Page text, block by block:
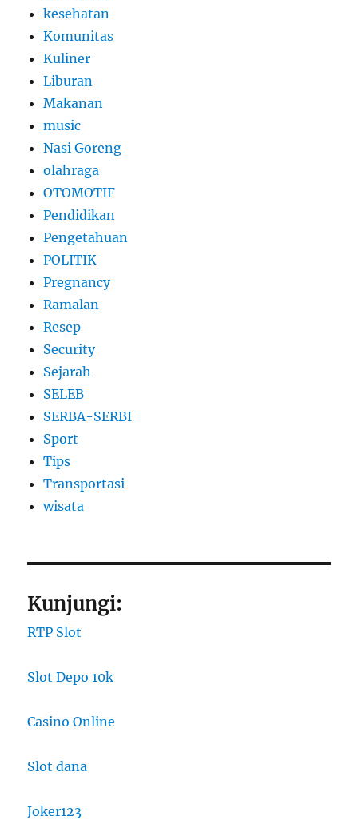
kesehatan
Komunitas
Kuliner
Liburan
Makanan
music
Nasi Goreng
olahraga
OTOMOTIF
Pendidikan
Pengetahuan
POLITIK
Pregnancy
Ramalan
Resep
Security
Sejarah
SELEB
SERBA-SERBI
Sport
Tips
Transportasi
wisata
Kunjungi:
RTP Slot
Slot Depo 10k
Casino Online
Slot dana
Joker123